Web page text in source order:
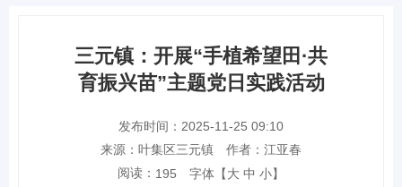
三元镇：开展“手植希望田·共
育振兴苗”主题党日实践活动
发布时间：2025-11-25 09:10
来源：叶集区三元镇
作者：江亚春
阅读： 195 字体【大 中 小】